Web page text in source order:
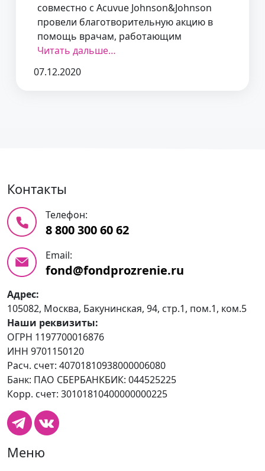
совместно с Acuvue Johnson&Johnson
провели благотворительную акцию в
помощь врачам, работающим
Читать дальше…
07.12.2020
Контакты
Телефон:
8 800 300 60 62
Email:
fond@fondprozrenie.ru
Адрес:
105082, Москва, Бакунинская, 94, стр.1, пом.1, ком.5
Наши реквизиты:
ОГРН 1197700016876
ИНН 9701150120
Расч. счет: 40701810938000006080
Банк: ПАО СБЕРБАНКБИК: 044525225
Корр. счет: 30101810400000000225
Меню